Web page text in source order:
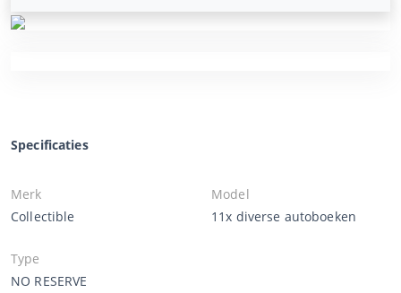
Specificaties
Merk
Collectible
Model
11x diverse autoboeken
Type
NO RESERVE